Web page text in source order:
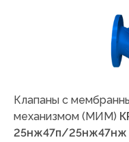
Клапаны с
механизмом (МИМ)
25нж47п/25нж47нж